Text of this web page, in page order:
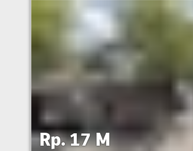
Rp. 17 M